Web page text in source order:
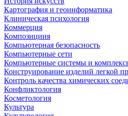
Картография и геоинформатика
Клиническая психология
Коммерция
Композициия
Компьютерная безопасность
Компьютерные сети
Компьютерные системы и
Конструирование изделий легкой
Контроль качества химических
Конфликтология
Косметология
Культура